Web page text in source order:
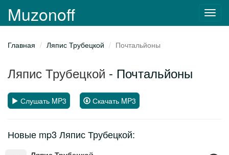
Muzonoff
Главная Ляпис Трубецкой Почтальйоны
Ляпис Трубецкой - Почтальйоны
Слушать MP3 Скачать MP3
Новые mp3 Ляпис Трубецкой: